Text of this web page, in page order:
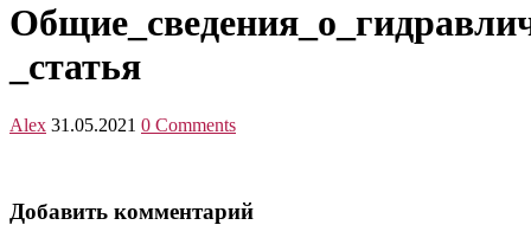
_статья
Alex 31.05.2021 0 Comments
Добавить комментарий